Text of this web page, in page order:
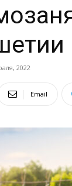
2022
Email